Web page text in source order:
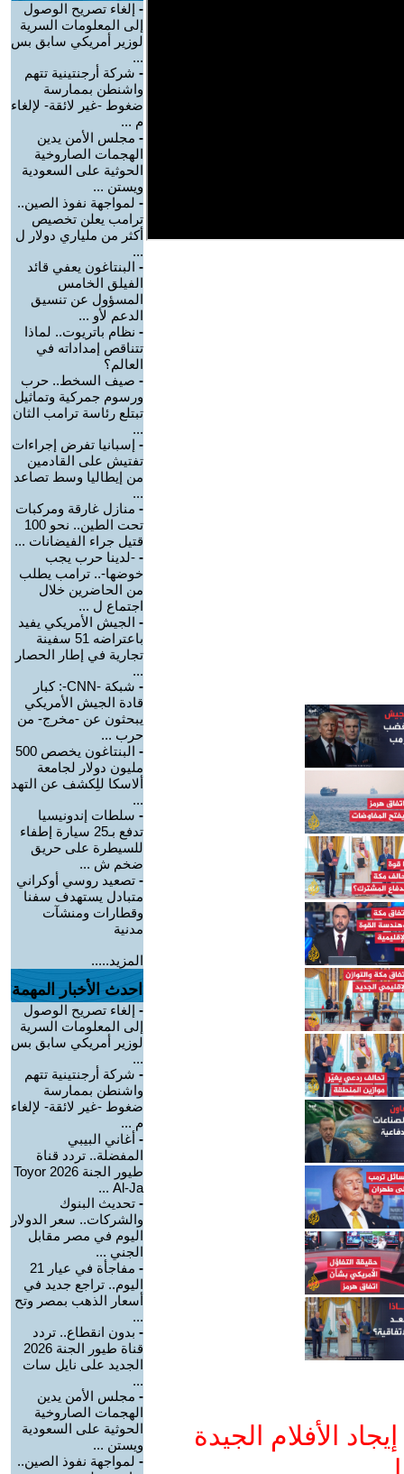
الأفلام الجيدة
- إلغاء تصريح الوصول
إلى المعلومات السرية
لوزير أمريكي سابق بس
...
- شركة أرجنتينية تتهم
واشنطن بممارسة
ضغوط -غير لائقة- لإلغاء
م ...
- مجلس الأمن يدين
الهجمات الصاروخية
الحوثية على السعودية
ويستن ...
- لمواجهة نفوذ الصين..
ترامب يعلن تخصيص
أكثر من ملياري دولار ل
...
- البنتاغون يعفي قائد
الفيلق الخامس
المسؤول عن تنسيق
الدعم لأو ...
- نظام باتريوت.. لماذا
تتناقص إمداداته في
العالم؟
- صيف السخط.. حرب
ورسوم جمركية وتماثيل
تبتلع رئاسة ترامب الثان
...
- إسبانيا تفرض إجراءات
تفتيش على القادمين
من إيطاليا وسط تصاعد
...
- منازل غارقة ومركبات
تحت الطين.. نحو 100
قتيل جراء الفيضانات ...
- -لدينا حرب يجب
خوضها-.. ترامب يطلب
من الحاضرين خلال
اجتماع ل ...
- الجيش الأمريكي يفيد
باعتراضه 51 سفينة
تجارية في إطار الحصار
...
-
شبكة -CNN-: كبار
قادة الجيش الأمريكي
يبحثون عن -مخرج- من
حرب ...
-
البنتاغون يخصص 500
مليون دولار لجامعة
ألاسكا للِكشف عن التهد
...
- سلطات إندونيسيا
تدفع بـ25 سيارة إطفاء
للسيطرة على حريق
ضخم ش ...
- تصعيد روسي أوكراني
متبادل يستهدف سفنا
وقطارات ومنشآت
مدنية
المزيد.....
احدث الأخبار المهمة
- إلغاء تصريح الوصول
إلى المعلومات السرية
لوزير أمريكي سابق بس
...
- شركة أرجنتينية تتهم
واشنطن بممارسة
ضغوط -غير لائقة- لإلغاء
م ...
- أغاني البيبي
المفضلة.. تردد قناة
طيور الجنة 2026 Toyor
Al-Ja ...
- تحديث البنوك
والشركات.. سعر الدولار
اليوم في مصر مقابل
الجني ...
-
مفاجأة في عيار 21
اليوم.. تراجع جديد في
أسعار الذهب بمصر وتح
...
- بدون انقطاع.. تردد
قناة طيور الجنة 2026
الجديد على نايل سات
...
- مجلس الأمن يدين
الهجمات الصاروخية
الحوثية على السعودية
ويستن ...
- لمواجهة نفوذ الصين..